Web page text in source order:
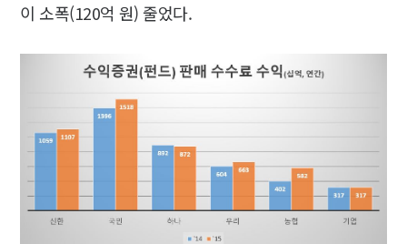
이 소폭(120억 원) 줄었다.